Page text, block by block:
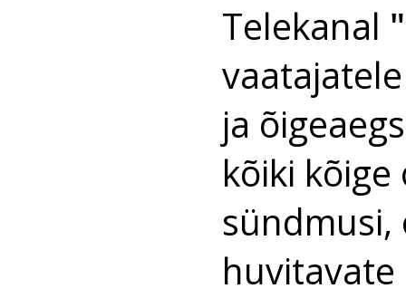
Telekanal
ja
kõiki
sündmusi,